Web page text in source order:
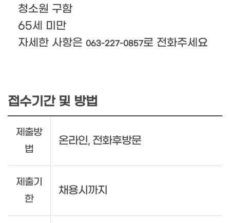
청소원 구함
65세 미만
자세한 사항은 063-227-0857로 전화주세요
접수기간 및 방법
제출방
법
온라인, 전화후방문
제출기
한
채용시까지